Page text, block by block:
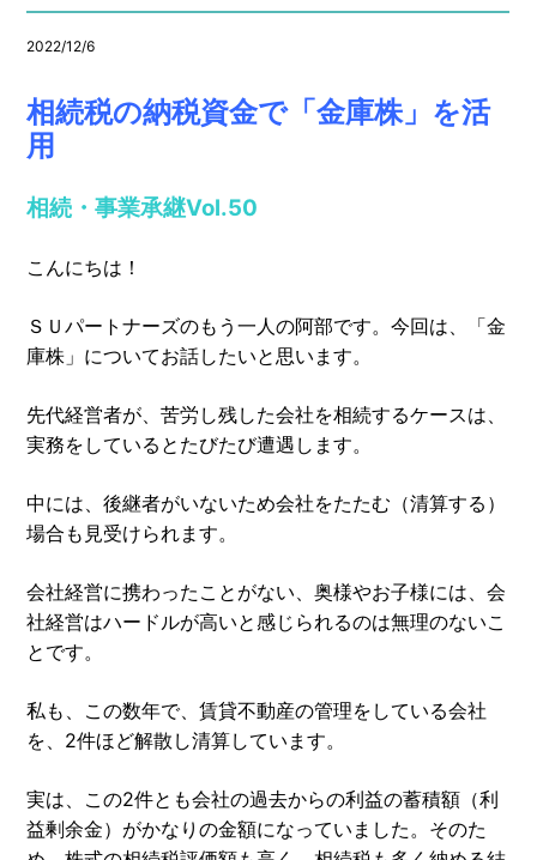
2022/12/6
相続税の納税資金で「金庫株」を活
用
相続・事業承継Vol.50
こんにちは！
ＳＵパートナーズのもう一人の阿部です。今回は、「金
庫株」についてお話したいと思います。
先代経営者が、苦労し残した会社を相続するケースは、
実務をしているとたびたび遭遇します。
中には、後継者がいないため会社をたたむ（清算する）
場合も見受けられます。
会社経営に携わったことがない、奥様やお子様には、会
社経営はハードルが高いと感じられるのは無理のないこ
とです。
私も、この数年で、賃貸不動産の管理をしている会社
を、2件ほど解散し清算しています。
実は、この2件とも会社の過去からの利益の蓄積額（利
益剰余金）がかなりの金額になっていました。そのた